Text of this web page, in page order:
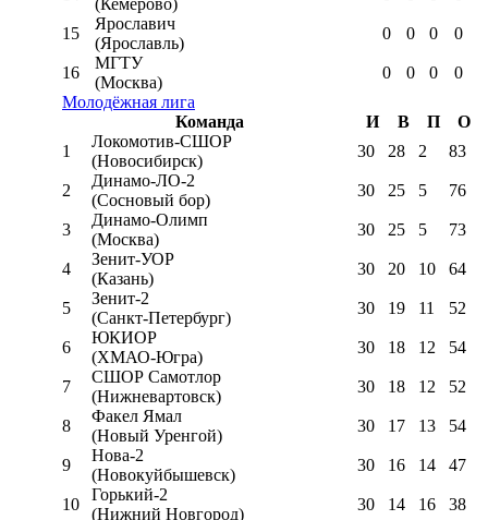
(Кемерово)
15
Ярославич
(Ярославль)
0 0 0 0
16
МГТУ
(Москва)
0 0 0
0
Молодёжная лига
Команда
И В П
О
1
Локомотив-CШОР
(Новосибирск)
30 28 2 83
2
Динамо-ЛО-2
(Сосновый бор)
30 25 5 76
3
Динамо-Олимп
(Москва)
30 25 5 73
4
Зенит-УОР
(Казань)
30 20 10 64
5
Зенит-2
(Санкт-Петербург)
30 19 11 52
6
ЮКИОР
(ХМАО-Югра)
30 18 12 54
7
СШОР Самотлор
(Нижневартовск)
30 18 12 52
8
Факел Ямал
(Новый Уренгой)
30 17 13 54
9
Нова-2
(Новокуйбышевск)
30 16 14 47
10
Горький-2
(Нижний Новгород)
30 14 16 38